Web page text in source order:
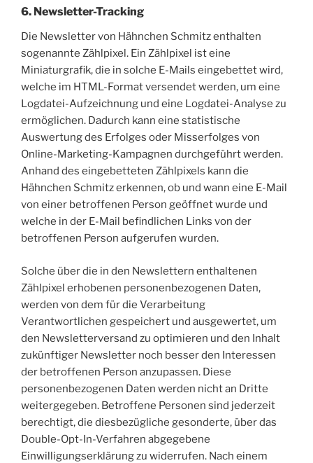
6. Newsletter-Tracking
Die Newsletter von Hähnchen Schmitz enthalten
sogenannte Zählpixel. Ein Zählpixel ist eine
Miniaturgrafik, die in solche E-Mails eingebettet wird,
welche im HTML-Format versendet werden, um eine
Logdatei-Aufzeichnung und eine Logdatei-Analyse zu
ermöglichen. Dadurch kann eine statistische
Auswertung des Erfolges oder Misserfolges von
Online-Marketing-Kampagnen durchgeführt werden.
Anhand des eingebetteten Zählpixels kann die
Hähnchen Schmitz erkennen, ob und wann eine E-Mail
von einer betroffenen Person geöffnet wurde und
welche in der E-Mail befindlichen Links von der
betroffenen Person aufgerufen wurden.
Solche über die in den Newslettern enthaltenen
Zählpixel erhobenen personenbezogenen Daten,
werden von dem für die Verarbeitung
Verantwortlichen gespeichert und ausgewertet, um
den Newsletterversand zu optimieren und den Inhalt
zukünftiger Newsletter noch besser den Interessen
der betroffenen Person anzupassen. Diese
personenbezogenen Daten werden nicht an Dritte
weitergegeben. Betroffene Personen sind jederzeit
berechtigt, die diesbezügliche gesonderte, über das
Double-Opt-In-Verfahren abgegebene
Einwilligungserklärung zu widerrufen. Nach einem